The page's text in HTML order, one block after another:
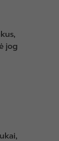
jog